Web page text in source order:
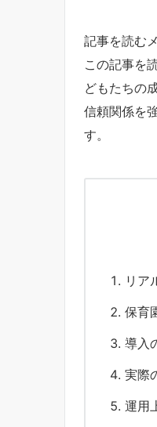
記事を読む
この記事を
どもたちの
信頼関係を
す。
リア
保育
導入
実際
運用